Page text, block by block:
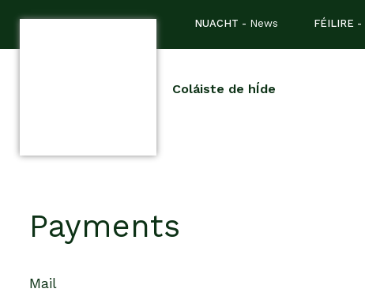
NUACHT - News FÉILIRE -
Coláiste de hÍde
Payments
Mail